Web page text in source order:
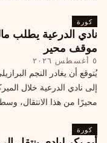
كورة
نادي الدرعية يطلب
موقف محير
٥ أغسطس ٢٠٢٦
يُتوقع أن يغادر النجم
إلى نادي الدرعية خلال
محيرًا من هذا الانتقال،
كورة